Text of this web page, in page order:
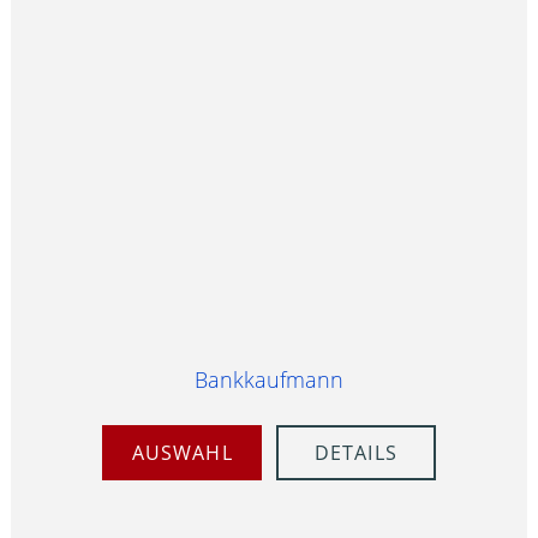
Bankkaufmann
AUSWAHL DETAILS